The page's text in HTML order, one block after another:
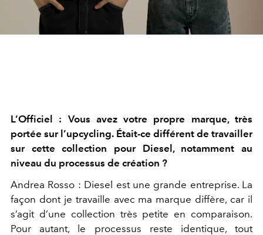
L’Officiel : Vous avez votre propre marque, très
portée sur l’upcycling. Était-ce différent de travailler
sur cette collection pour Diesel, notamment au
niveau du processus de création ?
Andrea Rosso : Diesel est une grande entreprise. La
façon dont je travaille avec ma marque diffère, car il
s’agit d’une collection très petite en comparaison.
Pour autant, le processus reste identique, tout